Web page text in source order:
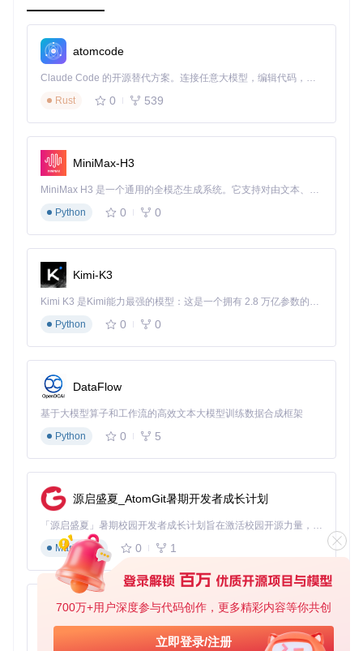
700万+用户深度参与代码创作，更多精彩内容等你共创
立即登录/注册
{
"syncFolders": [
"localPath"
"remotePath"
"/MEGA/Team Projects/Main"
"direction": "bidirectional" ,
"exclusions":
"remotePath"
}
}
系统适配：多平台安装与配置指南
Windows系统高效配置
Windows用户可通过两种方式部署MEGAsync：
安装准备
系统要求：Windows 7或更高版本（32位/64位）
依赖环境：.NET Framework 4.5或更高版本
安装流程
二进制安装下载官方安装程序后，双击运行并遵循向导指
示完成安装，默认路径为
cd MEGAsync
初始配置安装完成后首次启动时，输入MEGA账户凭据，
选择同步类型（完全同步/选择性同步），设置本地同步文
件夹路径。
atomcode
Claude Code 的开源替代方案。连接任意大模型，编辑代码，运行命令，自动验证 — 全自动执行。用 Rust 构建，极致性能。 ｜ An open-source alternative to Claude Code. Connect any LLM, edit code, run commands, and verify changes — autonomously. Built in Rust for speed. Get Started
Rust
0 539
MiniMax-H3
MiniMax H3 是一个通用的全模态生成系统。它支持对由文本、图像、视频和音频组成的多模态上下文进行统一理解，并能生成分辨率高达 2K、时长可达 15 秒的带原生立体声音频的视频。得益于面向任务泛化的系统设计，H3 在预训练阶段就已具备广泛的多模态上下文理解与生成能力，能够出色地执行复杂的多模态指令。
Python
0 0
Kimi-K3
Kimi K3 是Kimi能力最强的模型：这是一个拥有 2.8 万亿参数的混合专家（MoE）模型，具备原生视觉理解能力，并支持 100 万 token 的上下文窗口。
Python
0 0
DataFlow
基于大模型算子和工作流的高效文本大模型训练数据合成框架
Python
0 5
源启盛夏_AtomGit暑期开发者成长计划
「源启盛夏」暑期校园开发者成长计划旨在激活校园开源力量，通过积分激励、认证扶持、资源倾斜等形式，引导高校组织和开发者完成「入驻 — 建项目 — 做贡献 — 获认证 — 得资源」的完整闭环。无论你是想带领社团入驻平台的组织者，还是希望用代码贡献证明自己的开发者，都能在这里找到属于你的成长路径。
Markdown
0 1
py-xiaozhi
基于Python的Xiaozhi AI，适用于想要完整Xiaozhi体验而无需拥有专用硬件的用户。